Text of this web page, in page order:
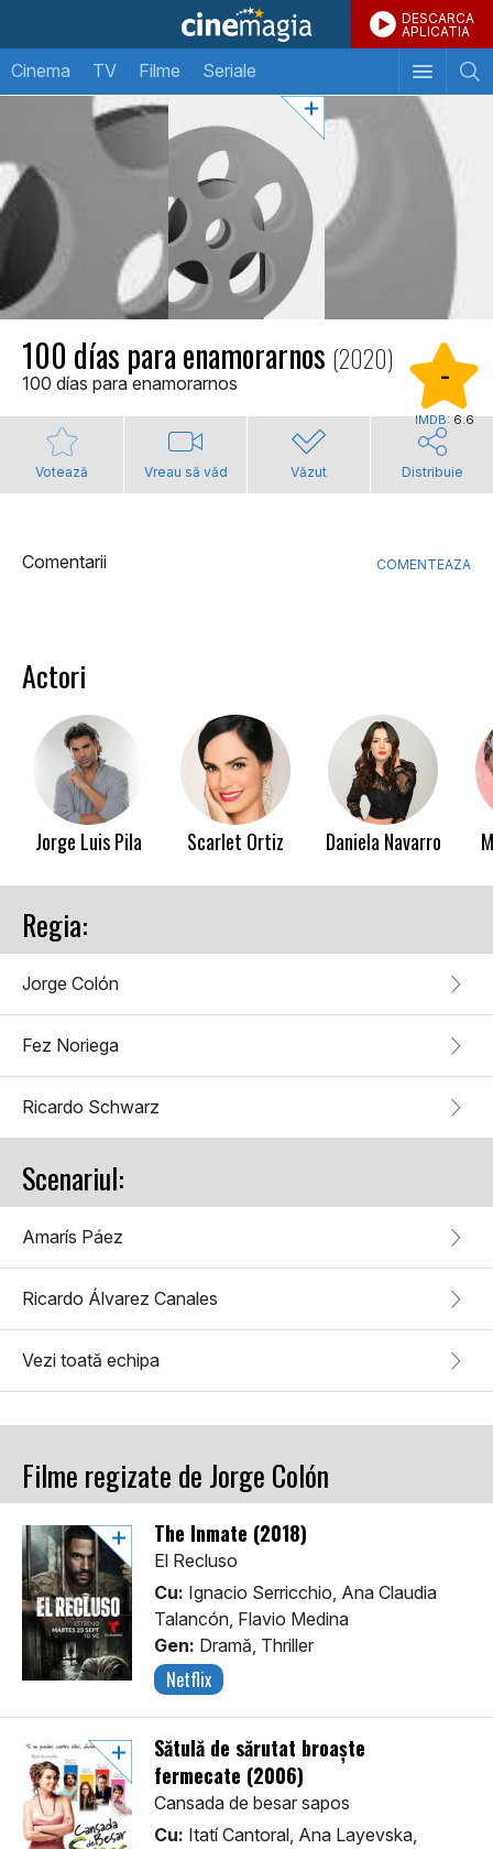
DESCARCA
APLICATIA
Cinema TV Filme Seriale
100 días para enamorarnos (2020)
100 días para enamorarnos -
IMDB:6.6
Votează Vreau să văd Văzut Distribuie
Comentarii COMENTEAZA
Actori
Jorge Luis Pila Scarlet Ortiz Daniela Navarro
Regia:
Jorge Colón
Fez Noriega
Ricardo Schwarz
Scenariul:
Amarís Páez
Ricardo Álvarez Canales
Vezi toată echipa
Filme regizate de Jorge Colón
The Inmate (2018)
El Recluso
Cu: Ignacio Serricchio, Ana Claudia
Talancón, Flavio Medina
Gen: Dramă, Thriller
Netflix
Sătulă de sărutat broaște
fermecate (2006)
Cansada de besar sapos
Cu: Itatí Cantoral, Ana Layevska,